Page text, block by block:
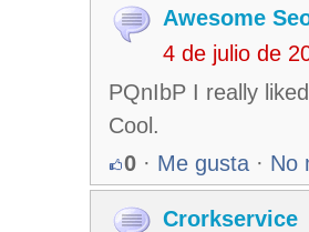
Awesome
4 de julio de
PQnIbP I really
Cool.
0 · Me gusta · No
Crorkservice